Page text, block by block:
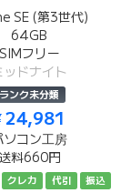
SE (第3世代)
64GB
SIMフリー
ッドナイト
ランク未分類
24,981
ソコン工房
送料660円
クレカ 代引 振込